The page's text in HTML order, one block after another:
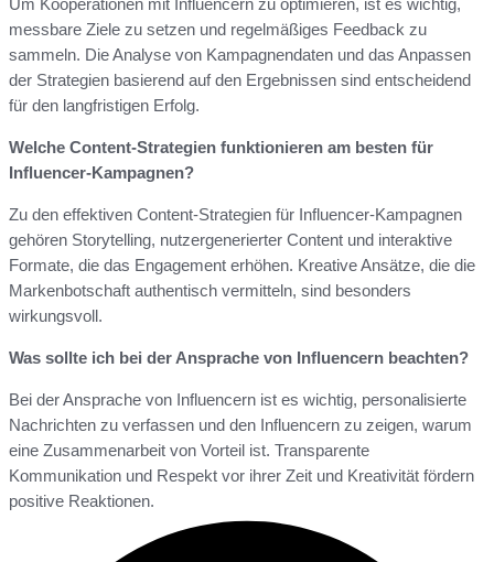
messbare Ziele zu setzen und regelmäßiges Feedback zu
sammeln. Die Analyse von Kampagnendaten und das Anpassen
der Strategien basierend auf den Ergebnissen sind entscheidend
für den langfristigen Erfolg.
Welche Content-Strategien funktionieren am besten für
Influencer-Kampagnen?
Zu den effektiven Content-Strategien für Influencer-Kampagnen
gehören Storytelling, nutzergenerierter Content und interaktive
Formate, die das Engagement erhöhen. Kreative Ansätze, die die
Markenbotschaft authentisch vermitteln, sind besonders
wirkungsvoll.
Was sollte ich bei der Ansprache von Influencern beachten?
Bei der Ansprache von Influencern ist es wichtig, personalisierte
Nachrichten zu verfassen und den Influencern zu zeigen, warum
eine Zusammenarbeit von Vorteil ist. Transparente
Kommunikation und Respekt vor ihrer Zeit und Kreativität fördern
positive Reaktionen.